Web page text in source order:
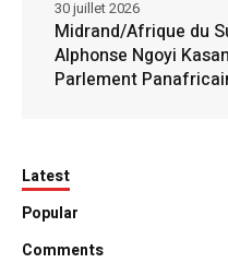
Midrand/Afrique du
Alphonse Ngoyi
Parlement
30 juillet 2026
Latest
Popular
Comments